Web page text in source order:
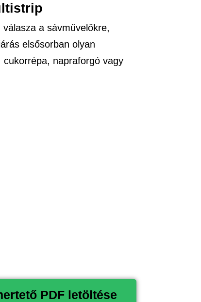
a sávművelőkre,
elsősorban olyan
napraforgó vagy
PDF letöltése